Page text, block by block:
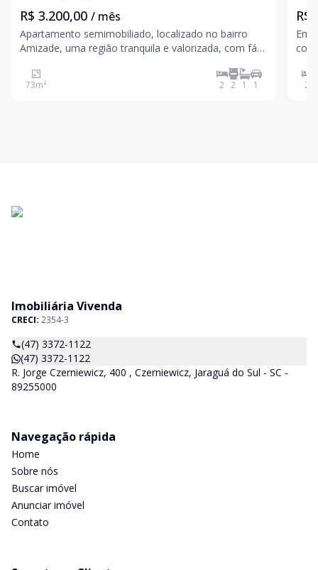
R$ 3.200,00 / mês
Apartamento semimobiliado, localizado no bairro
Amizade, uma região tranquila e valorizada, com fácil
imóvel: 1 suíte 1 dormitório Banheiro social Sala
Cozinha Área de serviço Sacada com churra
73m² 2 2 1 1
R$
Em
2
Imobiliária Vivenda
CRECI: 2354-3
(47) 3372-1122
(47) 3372-1122
R. Jorge Czerniewicz, 400 , Czerniewicz, Jaraguá do Sul - SC -
89255000
Navegação rápida
Home
Sobre nós
Buscar imóvel
Anunciar imóvel
Contato